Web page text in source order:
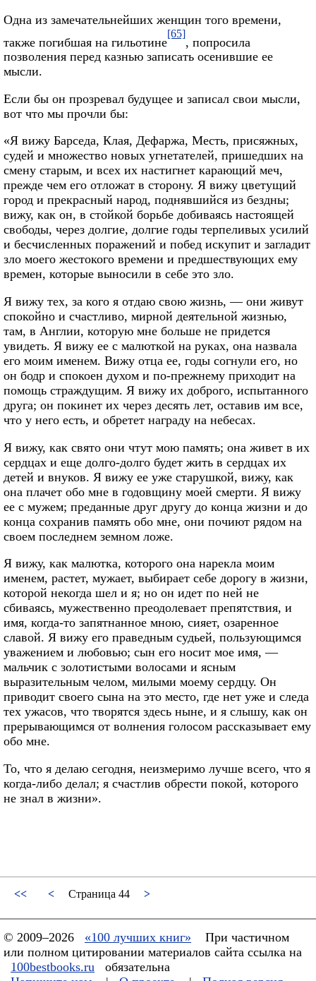
Одна из замечательнейших женщин того времени,
также погибшая на гильотине
[65]
, попросила
позволения перед казнью записать осенившие ее
мысли.
Если бы он прозревал будущее и записал свои мысли,
вот что мы прочли бы:
«Я вижу Барседа, Клая, Дефаржа, Месть, присяжных,
судей и множество новых угнетателей, пришедших на
смену старым, и всех их настигнет карающий меч,
прежде чем его отложат в сторону. Я вижу цветущий
город и прекрасный народ, поднявшийся из бездны;
вижу, как он, в стойкой борьбе добиваясь настоящей
свободы, через долгие, долгие годы терпеливых усилий
и бесчисленных поражений и побед искупит и загладит
зло моего жестокого времени и предшествующих ему
времен, которые выносили в себе это зло.
Я вижу тех, за кого я отдаю свою жизнь, — они живут
спокойно и счастливо, мирной деятельной жизнью,
там, в Англии, которую мне больше не придется
увидеть. Я вижу ее с малюткой на руках, она назвала
его моим именем. Вижу отца ее, годы согнули его, но
он бодр и спокоен духом и по-прежнему приходит на
помощь страждущим. Я вижу их доброго, испытанного
друга; он покинет их через десять лет, оставив им все,
что у него есть, и обретет награду на небесах.
Я вижу, как свято они чтут мою память; она живет в их
сердцах и еще долго-долго будет жить в сердцах их
детей и внуков. Я вижу ее уже старушкой, вижу, как
она плачет обо мне в годовщину моей смерти. Я вижу
ее с мужем; преданные друг другу до конца жизни и до
конца сохранив память обо мне, они почиют рядом на
своем последнем земном ложе.
Я вижу, как малютка, которого она нарекла моим
именем, растет, мужает, выбирает себе дорогу в жизни,
которой некогда шел и я; но он идет по ней не
сбиваясь, мужественно преодолевает препятствия, и
имя, когда-то запятнанное мною, сияет, озаренное
славой. Я вижу его праведным судьей, пользующимся
уважением и любовью; сын его носит мое имя, —
мальчик с золотистыми волосами и ясным
выразительным челом, милыми моему сердцу. Он
приводит своего сына на это место, где нет уже и следа
тех ужасов, что творятся здесь ныне, и я слышу, как он
прерывающимся от волнения голосом рассказывает ему
обо мне.
То, что я делаю сегодня, неизмеримо лучше всего, что я
когда-либо делал; я счастлив обрести покой, которого
не знал в жизни».
<< < Страница 44 >
© 2009–2026 «100 лучших книг»
При частичном
или полном цитировании материалов сайта ссылка на
100bestbooks.ru
обязательна